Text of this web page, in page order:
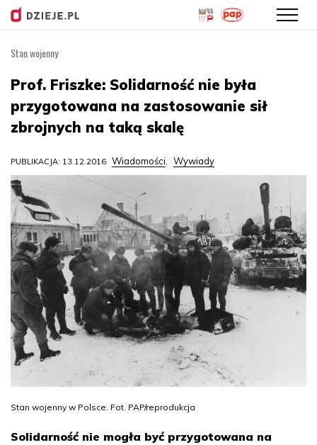
treści
Stan wojenny
Prof. Friszke: Solidarność nie była
przygotowana na zastosowanie sił
zbrojnych na taką skalę
PUBLIKACJA: 13.12.2016 Wiadomości, Wywiady
Stan wojenny w Polsce. Fot. PAP/reprodukcja
Solidarność nie mogła być przygotowana na